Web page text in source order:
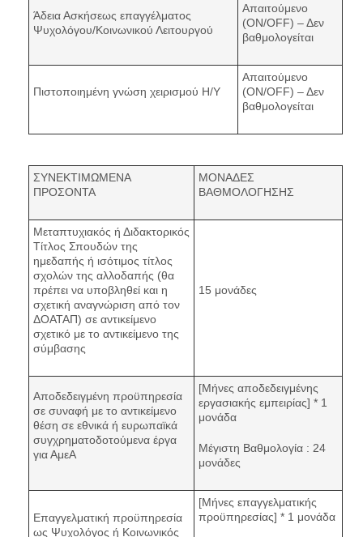
Άδεια Ασκήσεως επαγγέλματος
Ψυχολόγου/Κοινωνικού Λειτουργού
Απαιτούμενο
(ON/OFF) – Δεν
βαθμολογείται
Πιστοποιημένη γνώση χειρισμού Η/Υ
Απαιτούμενο
(ON/OFF) – Δεν
βαθμολογείται
ΣΥΝΕΚΤΙΜΩΜΕΝΑ
ΠΡΟΣΟΝΤΑ
ΜΟΝΑΔΕΣ
ΒΑΘΜΟΛΟΓΗΣΗΣ
Μεταπτυχιακός ή Διδακτορικός
Τίτλος Σπουδών της
ημεδαπής ή ισότιμος τίτλος
σχολών της αλλοδαπής (θα
πρέπει να υποβληθεί και η
σχετική αναγνώριση από τον
ΔΟΑΤΑΠ) σε αντικείμενο
σχετικό με το αντικείμενο της
σύμβασης
15 μονάδες
Αποδεδειγμένη προϋπηρεσία
σε συναφή με το αντικείμενο
θέση σε εθνικά ή ευρωπαϊκά
συγχρηματοδοτούμενα έργα
για ΑμεΑ
[Μήνες αποδεδειγμένης
εργασιακής εμπειρίας] * 1
μονάδα
Μέγιστη Βαθμολογία : 24
μονάδες
Επαγγελματική προϋπηρεσία
ως Ψυχολόγος ή Κοινωνικός
[Μήνες επαγγελματικής
προϋπηρεσίας] * 1 μονάδα